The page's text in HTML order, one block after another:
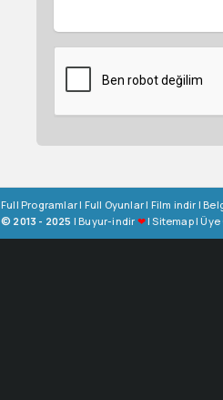
Full Programlar| Full Oyunlar| Film indir |
© 2013 - 2025 |Buyur-indir ❤|Sitemap|Üye